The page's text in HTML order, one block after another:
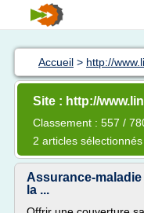
Accueil > http://
Site : http://
Classement : 557 /
2 articles sélectionnés
Assurance-
la ...